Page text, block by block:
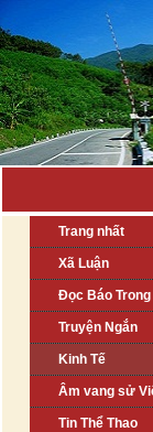
Trang nhất
Xã Luận
Đọc Báo
Truyện Ngắn
Kinh Tế
Âm vang sử
Tin Thể Thao